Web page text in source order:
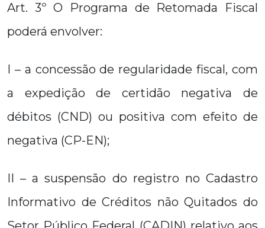
Art. 3º O Programa de Retomada Fiscal
poderá envolver:
I – a concessão de regularidade fiscal, com
a expedição de certidão negativa de
débitos (CND) ou positiva com efeito de
negativa (CP-EN);
II – a suspensão do registro no Cadastro
Informativo de Créditos não Quitados do